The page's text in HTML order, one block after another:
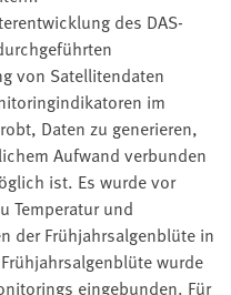
des DAS-
von Satellitendaten
im
Daten zu generieren,
Aufwand verbunden
ist. Es wurde vor
Temperatur und
der Frühjahrsalgenblüte in
wurde
eingebunden. Für